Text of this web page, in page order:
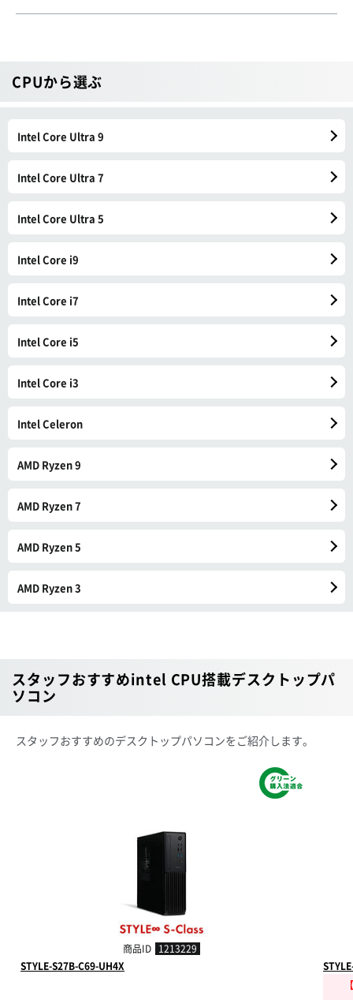
CPUから選ぶ
Intel Core Ultra 9
Intel Core Ultra 7
Intel Core Ultra 5
Intel Core i9
Intel Core i7
Intel Core i5
Intel Core i3
Intel Celeron
AMD Ryzen 9
AMD Ryzen 7
AMD Ryzen 5
AMD Ryzen 3
スタッフおすすめintel CPU搭載デスクトップパ
ソコン
スタッフおすすめのデスクトップパソコンをご紹介します。
商品ID 1213229
STYLE-S27B-C69-UH4X